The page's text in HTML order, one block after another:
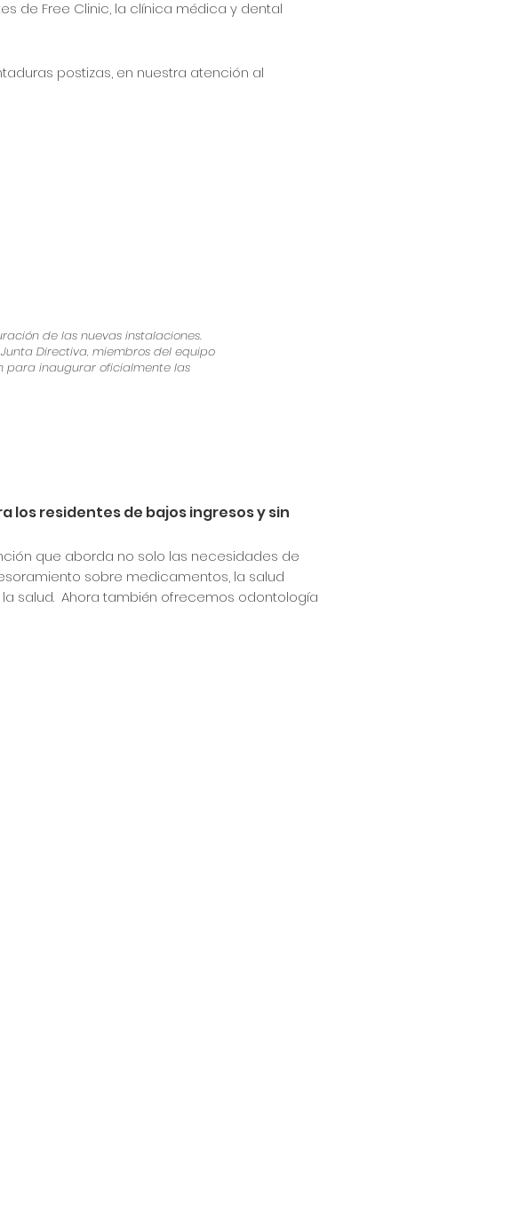
de Free Clinic, la clínica médica y dental
postizas, en nuestra atención al
de las nuevas instalaciones.
Directiva, miembros del equipo
para inaugurar oficialmente las
los residentes de bajos ingresos y sin
que aborda no solo las necesidades de
sobre medicamentos, la salud
salud. Ahora también ofrecemos odontología